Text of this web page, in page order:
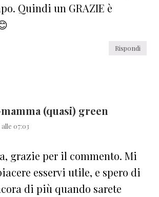
Quindi un GRAZIE è
Rispondi
(quasi) green
07:03
grazie per il commento. Mi
esservi utile, e spero di
di più quando sarete